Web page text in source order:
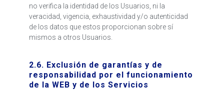
no verifica la identidad de los Usuarios, ni la
veracidad, vigencia, exhaustividad y/o autenticidad
de los datos que estos proporcionan sobre sí
mismos a otros Usuarios.
2.6. Exclusión de garantías y de
responsabilidad por el funcionamiento
de la WEB y de los Servicios